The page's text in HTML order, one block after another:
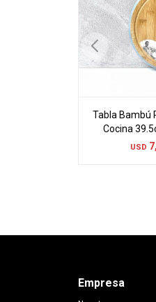
Tabla Bambú
Cocina
USD
Empresa